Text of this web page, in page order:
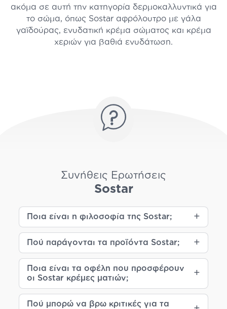
ακόμα σε αυτή την κατηγορία δερμοκαλλυντικά για
το σώμα, όπως Sostar αφρόλουτρο με γάλα
γαϊδούρας, ενυδατική κρέμα σώματος και κρέμα
χεριών για βαθιά ενυδάτωση.
Συνήθεις Ερωτήσεις
Sostar
Ποια είναι η φιλοσοφία της Sostar;
Πού παράγονται τα προϊόντα Sostar;
Ποια είναι τα οφέλη που προσφέρουν
οι Sostar κρέμες ματιών;
Πού μπορώ να βρω κριτικές για τα